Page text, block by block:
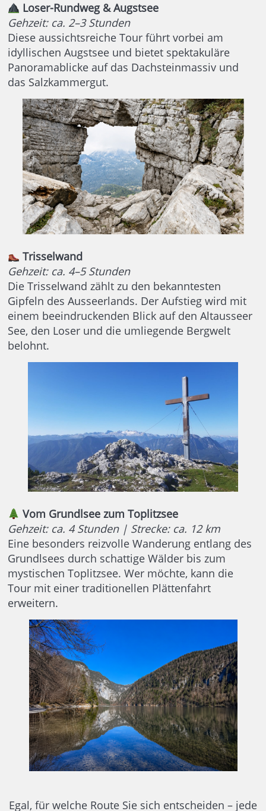
Loser-Rundweg & Augstsee
Gehzeit: ca. 2–3 Stunden
Diese aussichtsreiche Tour führt vorbei am
idyllischen Augstsee und bietet spektakuläre
Panoramablicke auf das Dachsteinmassiv und
das Salzkammergut.
Trisselwand
Gehzeit: ca. 4–5 Stunden
Die Trisselwand zählt zu den bekanntesten
Gipfeln des Ausseerlands. Der Aufstieg wird mit
einem beeindruckenden Blick auf den Altausseer
See, den Loser und die umliegende Bergwelt
belohnt.
Vom Grundlsee zum Toplitzsee
Gehzeit: ca. 4 Stunden | Strecke: ca. 12 km
Eine besonders reizvolle Wanderung entlang des
Grundlsees durch schattige Wälder bis zum
mystischen Toplitzsee. Wer möchte, kann die
Tour mit einer traditionellen Plättenfahrt
erweitern.
Egal, für welche Route Sie sich entscheiden – jede